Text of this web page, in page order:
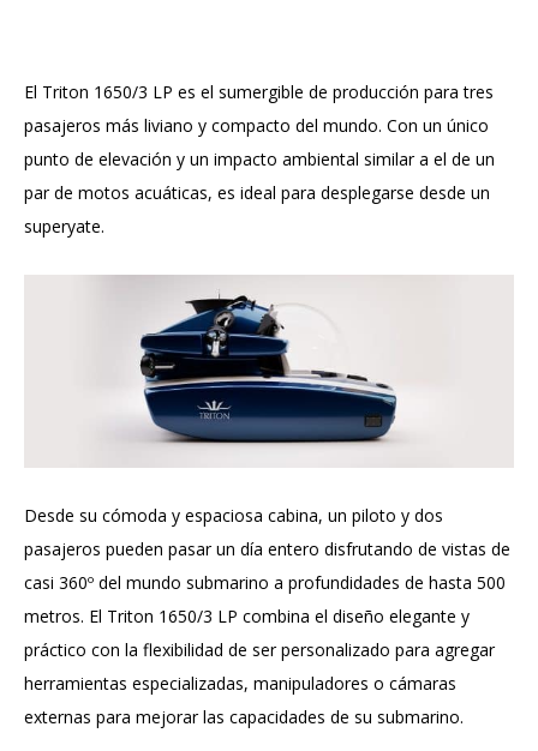
El Triton 1650/3 LP es el sumergible de producción para tres
pasajeros más liviano y compacto del mundo. Con un único
punto de elevación y un impacto ambiental similar a el de un
par de motos acuáticas, es ideal para desplegarse desde un
superyate.
Desde su cómoda y espaciosa cabina, un piloto y dos
pasajeros pueden pasar un día entero disfrutando de vistas de
casi 360º del mundo submarino a profundidades de hasta 500
metros. El Triton 1650/3 LP combina el diseño elegante y
práctico con la flexibilidad de ser personalizado para agregar
herramientas especializadas, manipuladores o cámaras
externas para mejorar las capacidades de su submarino.